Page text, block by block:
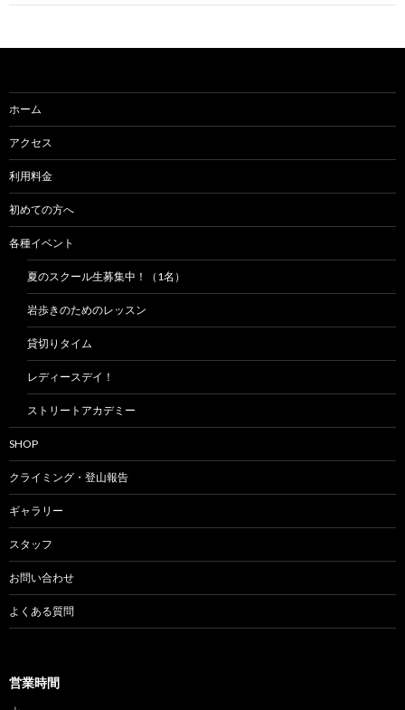
ー
ョ
ン
ホーム
アクセス
利用料金
初めての方へ
各種イベント
夏のスクール生募集中！（1名）
岩歩きのためのレッスン
貸切りタイム
レディースデイ！
ストリートアカデミー
SHOP
クライミング・登山報告
ギャラリー
スタッフ
お問い合わせ
よくある質問
営業時間